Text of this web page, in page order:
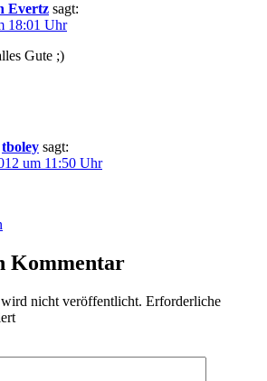
Evertz sagt:
18:01 Uhr
Gute ;)
tboley sagt:
um 11:50 Uhr
Kommentar
nicht veröffentlicht. Erforderliche